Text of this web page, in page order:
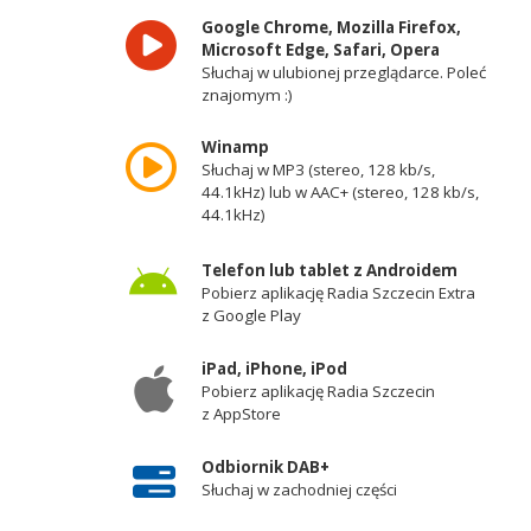
Google Chrome, Mozilla Firefox,
Microsoft Edge, Safari, Opera
Słuchaj w ulubionej przeglądarce. Poleć
znajomym :)
Winamp
Słuchaj w MP3 (stereo, 128 kb/s,
44.1kHz) lub w AAC+ (stereo, 128 kb/s,
44.1kHz)
Telefon lub tablet z Androidem
Pobierz aplikację Radia Szczecin Extra
z Google Play
iPad, iPhone, iPod
Pobierz aplikację Radia Szczecin
z AppStore
Odbiornik DAB+
Słuchaj w zachodniej części